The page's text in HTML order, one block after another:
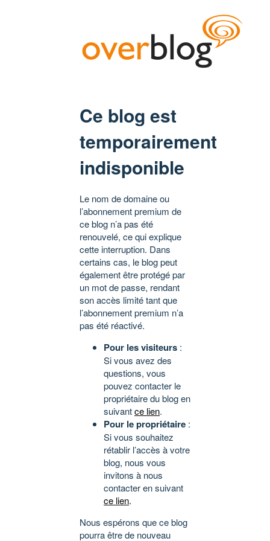
Ce blog est
temporairement
indisponible
Le nom de domaine ou
l’abonnement premium de
ce blog n’a pas été
renouvelé, ce qui explique
cette interruption. Dans
certains cas, le blog peut
également être protégé par
un mot de passe, rendant
son accès limité tant que
l’abonnement premium n’a
pas été réactivé.
Pour les visiteurs :
Si vous avez des
questions, vous
pouvez contacter le
propriétaire du blog en
suivantce lien.
Pour le propriétaire :
Si vous souhaitez
rétablir l’accès à votre
blog, nous vous
invitons à nous
contacter en suivant
ce lien.
Nous espérons que ce blog
pourra être de nouveau